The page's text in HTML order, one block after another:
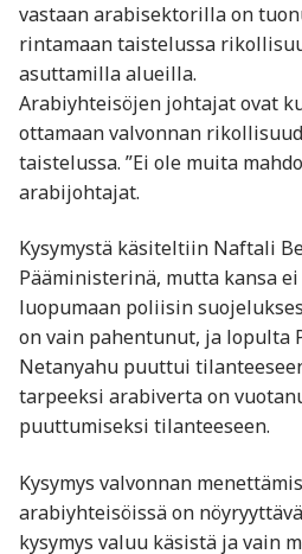
vastaan arabisektorilla on
rintamaan taistelussa
asuttamilla alueilla.
Arabiyhteisöjen johtajat ovat
ottamaan valvonnan
taistelussa. ”Ei ole muita
arabijohtajat.
Kysymystä käsiteltiin Naftali
Pääministerinä, mutta kansa
luopumaan poliisin
on vain pahentunut, ja lopulta
Netanyahu puuttui
tarpeeksi arabiverta on
puuttumiseksi tilanteeseen.
Kysymys valvonnan
arabiyhteisöissä on
kysymys valuu käsistä ja vain